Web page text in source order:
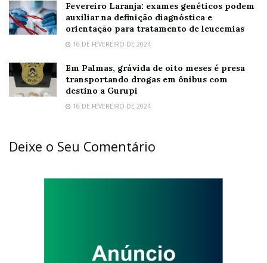
Fevereiro Laranja: exames genéticos podem
auxiliar na definição diagnóstica e
orientação para tratamento de leucemias
16 DE FEVEREIRO DE 2024
Em Palmas, grávida de oito meses é presa
transportando drogas em ônibus com
destino a Gurupi
16 DE FEVEREIRO DE 2024
Deixe o Seu Comentário